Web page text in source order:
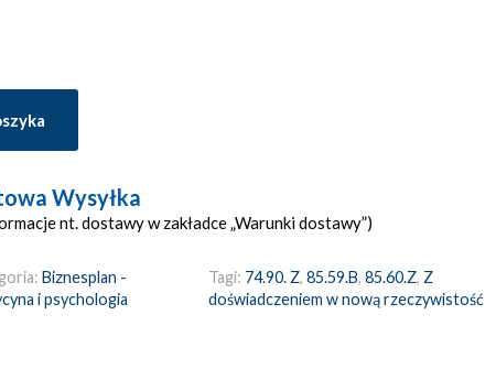
Wysyłka
nt. dostawy w zakładce „Warunki dostawy”)
Biznesplan -
i psychologia
Tagi: 74.90. Z,85.59.B,85.60.Z, Z
doświadczeniem w nową rzeczywistość